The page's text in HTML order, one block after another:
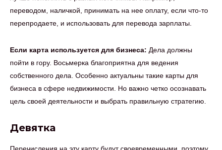
переводом, наличкой, принимать на нее оплату, если что-то
перепродаете, и использовать для перевода зарплаты.
Если карта используется для бизнеса: Дела должны
пойти в гору. Восьмерка благоприятна для ведения
собственного дела. Особенно актуальны такие карты для
бизнеса в сфере недвижимости. Но важно четко осознавать
цель своей деятельности и выбрать правильную стратегию.
Девятка